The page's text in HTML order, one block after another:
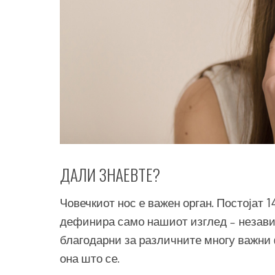
ДАЛИ ЗНАЕВТЕ?
Човечкиот нос е важен орган.
дефинира само нашиот изглед –
благодарни за различните многу
она што се.